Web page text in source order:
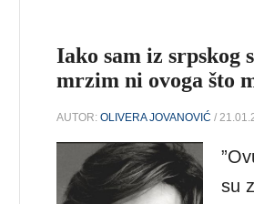
Iako sam iz srpskog
mrzim ni ovoga što
AUTOR:OLIVERA JOVANOVIĆ /
su